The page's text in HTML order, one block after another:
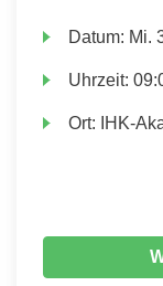
Datum: Mi.
Uhrzeit:
Ort: IHK-